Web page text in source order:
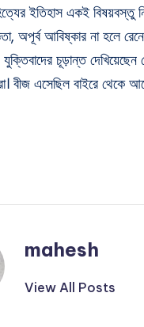
ইতিহাস একই বিষয়বস্তু
অপূর্ব আবিষ্কার না হলে
চূড়ান্ত
বীজ এসেছিল বাইরে থেকে
mahesh
View All Posts